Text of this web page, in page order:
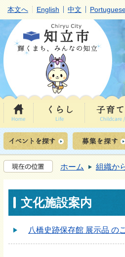
本文へ English 中文
ホーム 組織か
文化施設案内
八橋史跡保存館 展示品 の